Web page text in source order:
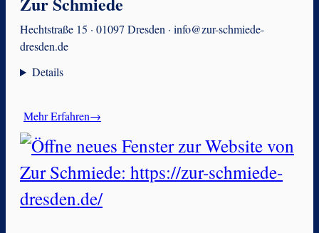
Hechtstraße 15 · 01097 Dresden · info@zur-schmiede-
dresden.de
Details
Mehr Erfahren→